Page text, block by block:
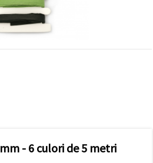
- 6 culori de 5 metri